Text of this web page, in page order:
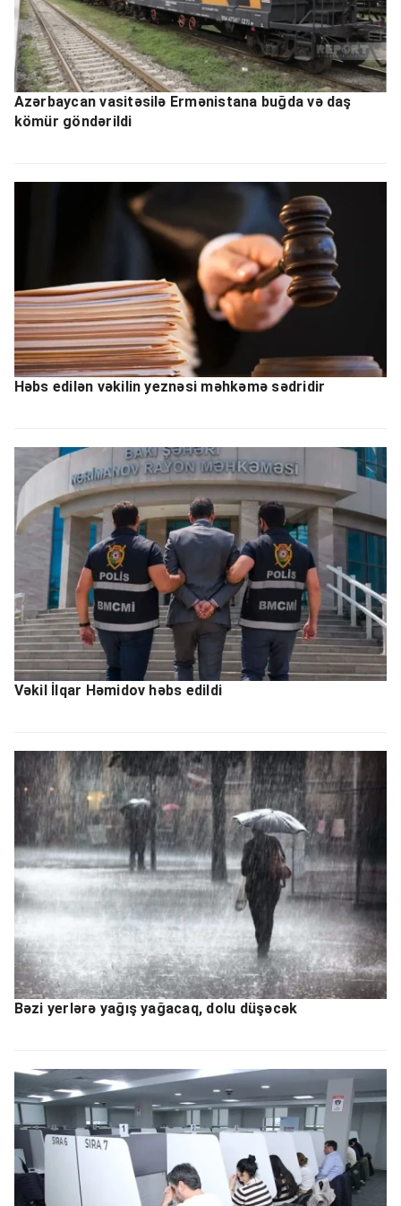
Azərbaycan vasitəsilə Ermənistana buğda və daş
kömür göndərildi
Həbs edilən vəkilin yeznəsi məhkəmə sədridir
Vəkil İlqar Həmidov həbs edildi
Bəzi yerlərə yağış yağacaq, dolu düşəcək